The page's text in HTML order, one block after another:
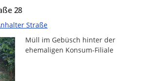
28
Straße
Müll im Gebüsch hinter der
ehemaligen Konsum-Filiale